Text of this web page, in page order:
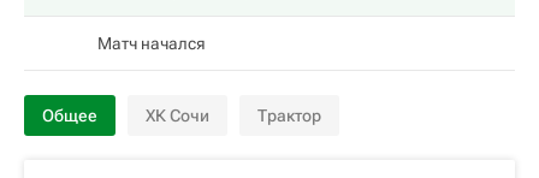
Матч начался
Общее ХК Сочи Трактор